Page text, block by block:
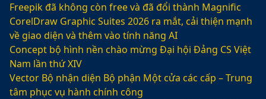
Freepik đã không còn free và đã đổi thành Magnific
CorelDraw Graphic Suites 2026 ra mắt, cải thiện mạnh
về giao diện và thêm vào tính năng AI
Concept bộ hình nền chào mừng Đại hội Đảng CS Việt
Nam lần thứ XIV
Vector Bộ nhận diện Bộ phận Một cửa các cấp – Trung
tâm phục vụ hành chính công